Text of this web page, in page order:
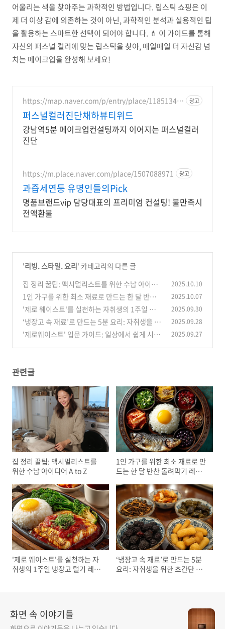
어울리는 색을 찾아주는 과학적인 방법입니다. 립스틱 쇼핑은 이
제 더 이상 감에 의존하는 것이 아닌, 과학적인 분석과 실용적인 팁
을 활용하는 스마트한 선택이 되어야 합니다. 💄 이 가이드를 통해
자신의 퍼스널 컬러에 맞는 립스틱을 찾아, 매일매일 더 자신감 넘
치는 메이크업을 완성해 보세요!
https://map.naver.com/p/entry/place/11851345
04
광고
퍼스널컬러진단채하뷰티위드
강남역5분 메이크업컨설팅까지 이어지는 퍼스널컬러
진단
https://m.place.naver.com/place/1507088971 광고
과즙세연등 유명인들의Pick
명품브랜드vip 담당대표의 프리미엄 컨설팅! 불만족시
전액환불
'리빙. 스타일. 요리' 카테고리의 다른 글
집 정리 꿀팁: 맥시멀리스트를 위한 수납 아이디
어 A to Z (0)
2025.10.10
1인 가구를 위한 최소 재료로 만드는 한 달 반찬
돌려막기 레시피 (0)
2025.10.07
'제로 웨이스트'를 실천하는 자취생의 1주일 냉장
고 털기 레시피 (0)
2025.09.30
‘냉장고 속 재료’로 만드는 5분 요리: 자취생을 위
한 초간단 레시피
(0)
2025.09.28
'제로웨이스트' 입문 가이드: 일상에서 쉽게 시작
2025.09.27
관련글
집 정리 꿀팁: 맥시멀리스트를
위한 수납 아이디어 A to Z
1인 가구를 위한 최소 재료로 만
드는 한 달 반찬 돌려막기 레시
'제로 웨이스트'를 실천하는 자
취생의 1주일 냉장고 털기 레시
‘냉장고 속 재료’로 만드는 5분
요리: 자취생을 위한 초간단 레
화면 속 이야기들